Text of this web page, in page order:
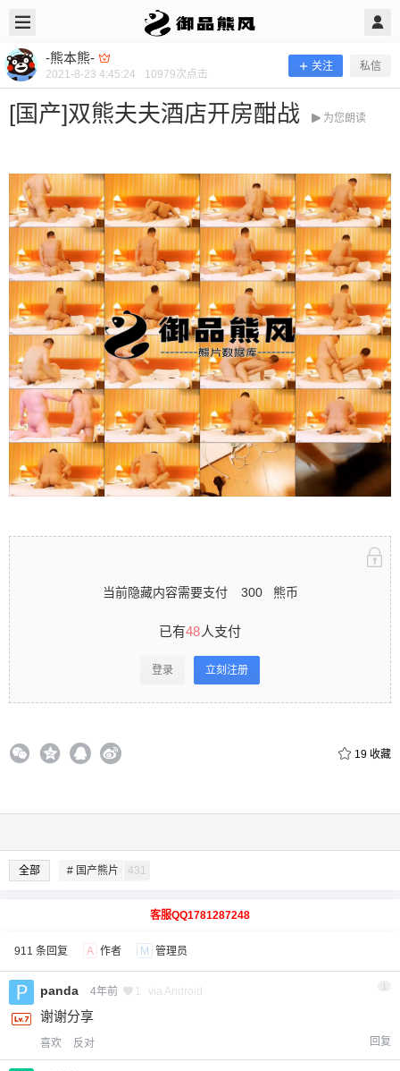
-熊本熊-
2021-8-23 4:45:24 10979次点击
关注 私信
[国产]双熊夫夫酒店开房酣战 为您朗读
当前隐藏内容需要支付 300 熊币
已有48人支付
登录 立刻注册
19 收藏
全部 # 国产熊片 431
-熊本熊- @ 御品熊风 2021/8/23
[国产]双熊夫夫酒店开房酣战
当前隐藏内容需要支付300熊币 已有48人支付 登录
立刻注册 0 收藏
客服QQ1781287248
911 条回复 A 作者 M 管理员
panda 4年前 1 via Android 1
谢谢分享
喜欢 反对 回复